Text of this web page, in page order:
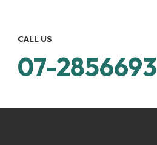
CALL US
07-2856693